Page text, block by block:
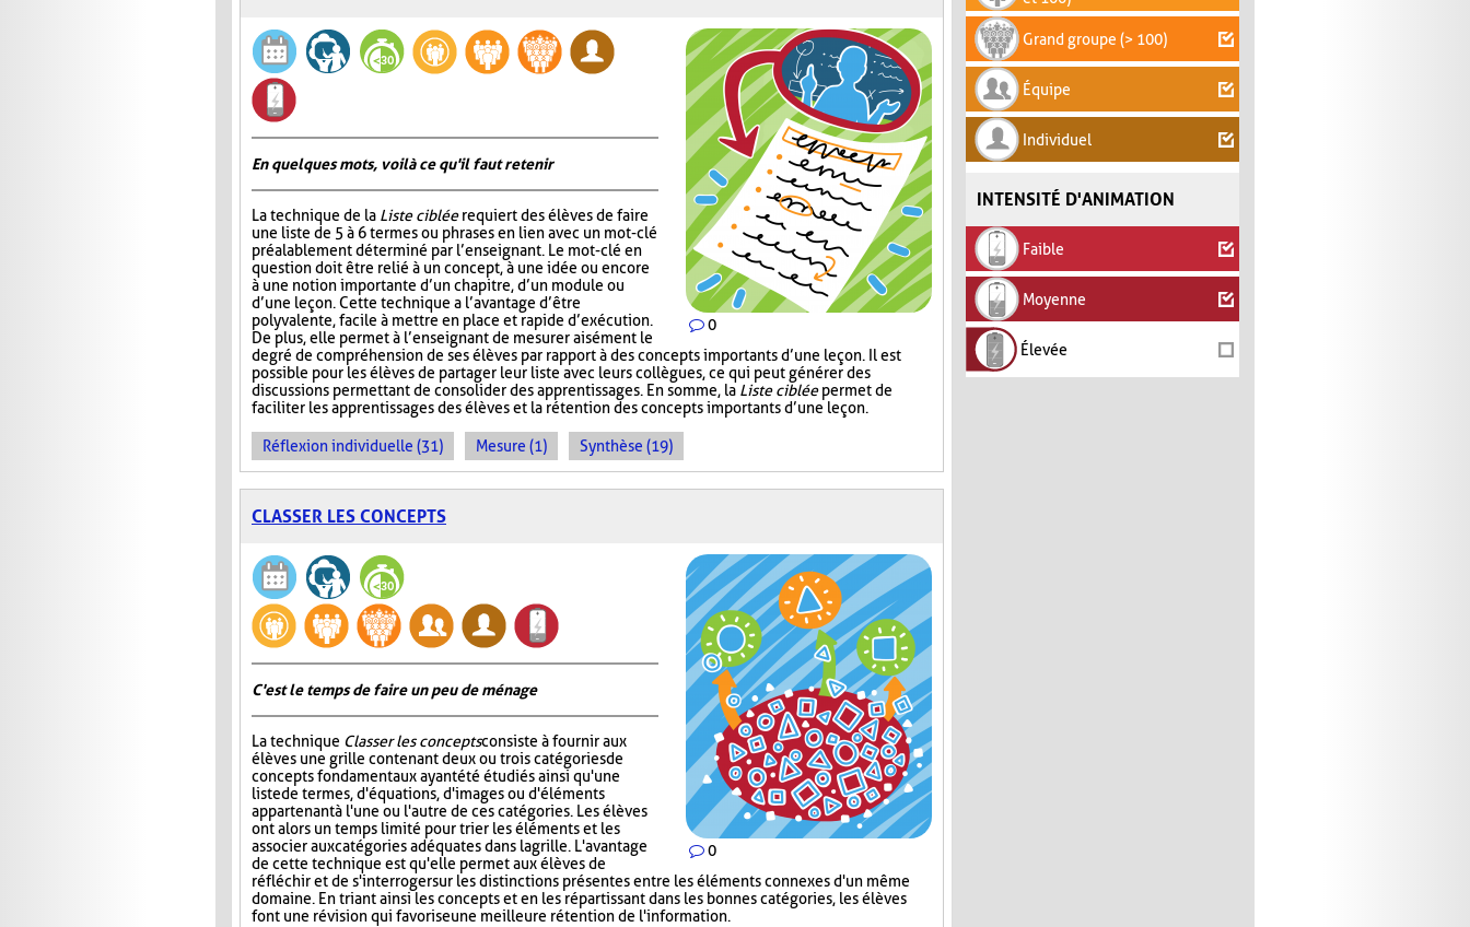
Grand groupe (> 100)
Équipe
Individuel
INTENSITÉ D'ANIMATION
Faible
Moyenne
Élevée
0
En quelques mots, voilà ce qu'il faut retenir
La technique de la Liste cibléerequiert des élèves de faire
une liste de 5 à 6 termes ou phrases en lien avec un mot-clé
préalablement déterminé par l’enseignant. Le mot-clé en
question doit être relié à un concept, à une idée ou encore
à une notion importante d’un chapitre, d’un module ou
d’une leçon. Cette technique a l’avantage d’être
polyvalente, facile à mettre en place et rapide d’exécution.
De plus, elle permet à l’enseignant de mesurer aisément le
degré de compréhension de ses élèves par rapport à des concepts importants d’une leçon. Il est
possible pour les élèves de partager leur liste avec leurs collègues, ce qui peut générer des
discussions permettant de consolider des apprentissages. En somme, la Liste cibléepermet de
faciliter les apprentissages des élèves et la rétention des concepts importants d’une leçon.
Réflexion individuelle (31) Mesure (1) Synthèse (19)
CLASSER LES CONCEPTS
0
C'est le temps de faire un peu de ménage
La technique Classer les conceptsconsiste à fournir aux
élèves une grille contenant deux ou trois catégories de
concepts fondamentaux ayant été étudiés ainsi qu'une
liste de termes, d'équations, d'images ou d'éléments
appartenant à l'une ou l'autre de ces catégories. Les élèves
ont alors un temps limité pour trier les éléments et les
associer aux catégories adéquates dans la grille. L'avantage
de cette technique est qu'elle permet aux élèves de
réfléchir et de s'interroger sur les distinctions présentes entre les éléments connexes d'un même
domaine. En triant ainsi les concepts et en les répartissant dans les bonnes catégories, les élèves
font une révision qui favorise une meilleure rétention de l'information.